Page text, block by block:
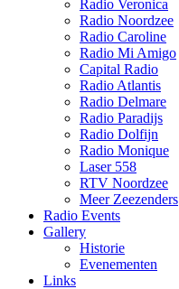
Radio Veronica
Radio Noordzee
Radio Caroline
Radio Mi Amigo
Capital Radio
Radio Atlantis
Radio Delmare
Radio Paradijs
Radio Dolfijn
Radio Monique
Laser 558
RTV Noordzee
Meer Zeezenders
Radio Events
Gallery
Historie
Evenementen
Links